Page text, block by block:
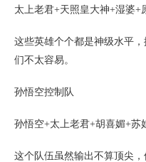
太上老君+天照皇大神+湿婆+
这些英雄个个都是神级水平
们不太容易。
孙悟空控制队
孙悟空+太上老君+胡喜媚+苏
这个队伍虽然输出不算顶尖